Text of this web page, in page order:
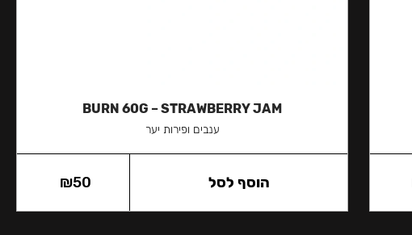
BURN 60G – STRAWBERRY JAM
ענבים ופירות יער
₪50 הוסף לסל